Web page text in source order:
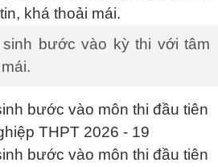
bước vào kỳ thi với tâm